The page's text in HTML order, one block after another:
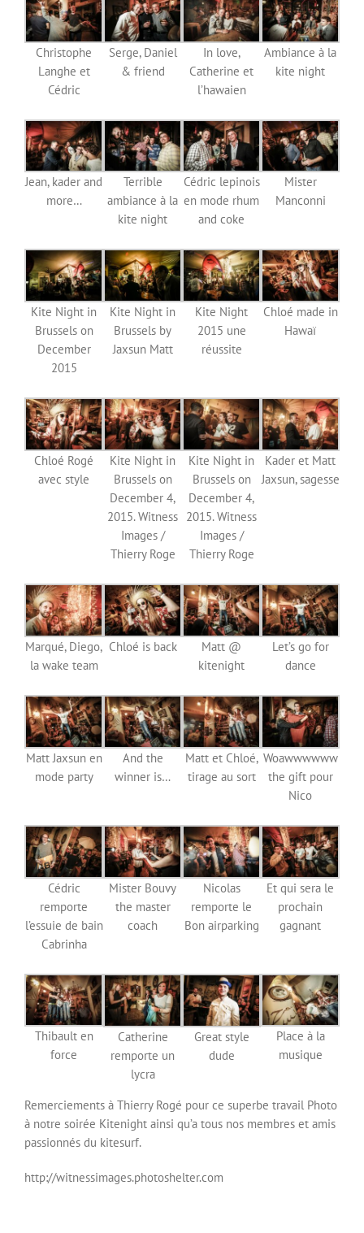
Christophe
Langhe et
Cédric
Serge, Daniel
& friend
In love,
Catherine et
l’hawaien
Ambiance à la
kite night
Jean, kader and
more…
Terrible
ambiance à la
kite night
Cédric lepinois
en mode rhum
and coke
Mister
Manconni
Kite Night in
Brussels on
December
2015
Kite Night in
Brussels by
Jaxsun Matt
Kite Night
2015 une
réussite
Chloé made in
Hawaï
Chloé Rogé
avec style
Kite Night in
Brussels on
December 4,
2015. Witness
Images /
Thierry Roge
Kite Night in
Brussels on
December 4,
2015. Witness
Images /
Thierry Roge
Kader et Matt
Jaxsun, sagesse
Marqué, Diego,
la wake team
Chloé is back
Matt @
kitenight
Let’s go for
dance
Matt Jaxsun en
mode party
And the
winner is…
Matt et Chloé,
tirage au sort
Woawwwwww
the gift pour
Nico
Cédric
remporte
l’essuie de bain
Cabrinha
Mister Bouvy
the master
coach
Nicolas
remporte le
Bon airparking
Et qui sera le
prochain
gagnant
Thibault en
force
Catherine
remporte un
lycra
Great style
dude
Place à la
musique
Remerciements à Thierry Rogé pour ce superbe travail Photo
à notre soirée Kitenight ainsi qu’a tous nos membres et amis
passionnés du kitesurf.
http://witnessimages.photoshelter.com